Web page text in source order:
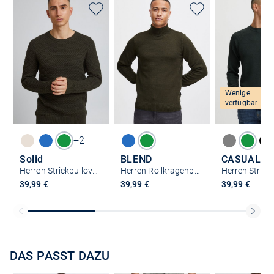
+2
Solid
Herren Strickpullover - SDClive
39,99 €
BLEND
39,99 €
Wenige
verfügbar
CASUAL
39,99 €
DAS PASST DAZU